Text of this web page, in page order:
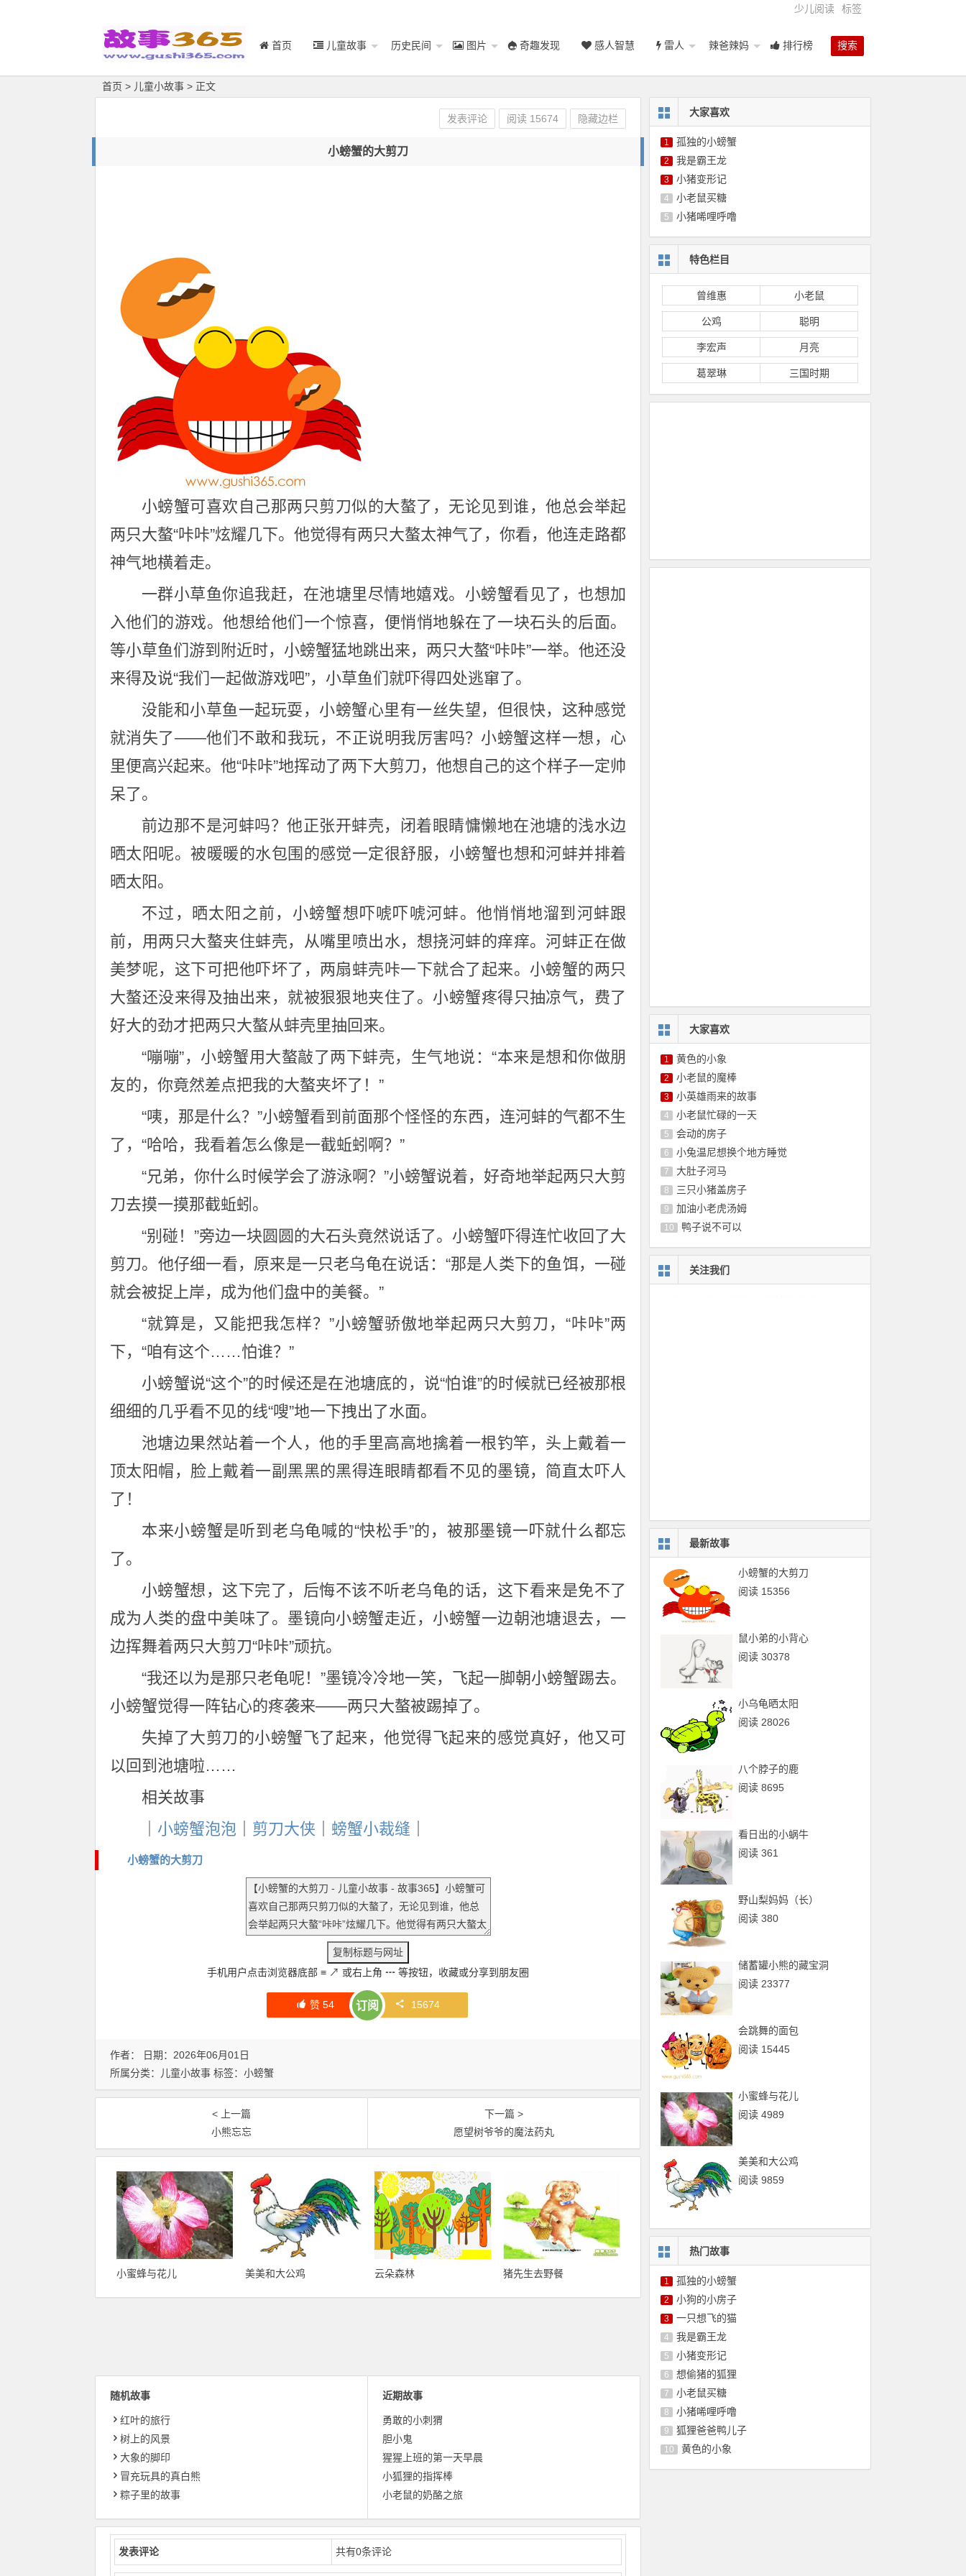
少儿阅读 标签
搜索
首页 儿童故事 历史民间 图片 奇趣发现 感人智慧 雷人 辣爸辣妈 排行榜
首页 > 儿童小故事 > 正文
小螃蟹的大剪刀
小螃蟹可喜欢自己那两只剪刀似的大螯了，无论见到谁，他总会举起
两只大螯“咔咔”炫耀几下。他觉得有两只大螯太神气了，你看，他连走路都
神气地横着走。
一群小草鱼你追我赶，在池塘里尽情地嬉戏。小螃蟹看见了，也想加
入他们的游戏。他想给他们一个惊喜，便悄悄地躲在了一块石头的后面。
等小草鱼们游到附近时，小螃蟹猛地跳出来，两只大螯“咔咔”一举。他还没
来得及说“我们一起做游戏吧”，小草鱼们就吓得四处逃窜了。
没能和小草鱼一起玩耍，小螃蟹心里有一丝失望，但很快，这种感觉
就消失了——他们不敢和我玩，不正说明我厉害吗？小螃蟹这样一想，心
里便高兴起来。他“咔咔”地挥动了两下大剪刀，他想自己的这个样子一定帅
呆了。
前边那不是河蚌吗？他正张开蚌壳，闭着眼睛慵懒地在池塘的浅水边
晒太阳呢。被暖暖的水包围的感觉一定很舒服，小螃蟹也想和河蚌并排着
晒太阳。
不过，晒太阳之前，小螃蟹想吓唬吓唬河蚌。他悄悄地溜到河蚌跟
前，用两只大螯夹住蚌壳，从嘴里喷出水，想挠河蚌的痒痒。河蚌正在做
美梦呢，这下可把他吓坏了，两扇蚌壳咔一下就合了起来。小螃蟹的两只
大螯还没来得及抽出来，就被狠狠地夹住了。小螃蟹疼得只抽凉气，费了
好大的劲才把两只大螯从蚌壳里抽回来。
“嘣嘣”，小螃蟹用大螯敲了两下蚌壳，生气地说：“本来是想和你做朋
友的，你竟然差点把我的大螯夹坏了！”
“咦，那是什么？”小螃蟹看到前面那个怪怪的东西，连河蚌的气都不生
了，“哈哈，我看着怎么像是一截蚯蚓啊？”
“兄弟，你什么时候学会了游泳啊？”小螃蟹说着，好奇地举起两只大剪
刀去摸一摸那截蚯蚓。
“别碰！”旁边一块圆圆的大石头竟然说话了。小螃蟹吓得连忙收回了大
剪刀。他仔细一看，原来是一只老乌龟在说话：“那是人类下的鱼饵，一碰
就会被捉上岸，成为他们盘中的美餐。”
“就算是，又能把我怎样？”小螃蟹骄傲地举起两只大剪刀，“咔咔”两
下，“咱有这个……怕谁？”
小螃蟹说“这个”的时候还是在池塘底的，说“怕谁”的时候就已经被那根
细细的几乎看不见的线“嗖”地一下拽出了水面。
池塘边果然站着一个人，他的手里高高地擒着一根钓竿，头上戴着一
顶太阳帽，脸上戴着一副黑黑的黑得连眼睛都看不见的墨镜，简直太吓人
了！
本来小螃蟹是听到老乌龟喊的“快松手”的，被那墨镜一吓就什么都忘
了。
小螃蟹想，这下完了，后悔不该不听老乌龟的话，这下看来是免不了
成为人类的盘中美味了。墨镜向小螃蟹走近，小螃蟹一边朝池塘退去，一
边挥舞着两只大剪刀“咔咔”顽抗。
“我还以为是那只老龟呢！”墨镜冷冷地一笑，飞起一脚朝小螃蟹踢去。
小螃蟹觉得一阵钻心的疼袭来——两只大螯被踢掉了。
失掉了大剪刀的小螃蟹飞了起来，他觉得飞起来的感觉真好，他又可
以回到池塘啦……
相关故事
小螃蟹泡泡 剪刀大侠 螃蟹小裁缝
小螃蟹的大剪刀
手机用户点击浏览器底部 ≡ ↗ 或右上角 ┅等按钮，收藏或分享到朋友圈
赞 54 订阅 15674
发表评论 阅读 15674 隐藏边栏
作者： 日期：2026年06月01日
所属分类：
儿童小故事 标签： 小螃蟹
< 上一篇
小熊忘忘
下一篇 >
愿望树爷爷的魔法药丸
小蜜蜂与花儿 美美和大公鸡 云朵森林 猪先生去野餐
随机故事
红叶的旅行
树上的风景
大象的脚印
冒充玩具的真白熊
粽子里的故事
近期故事
勇敢的小刺猬
胆小鬼
猩猩上班的第一天早晨
小狐狸的指挥棒
小老鼠的奶酪之旅
发表评论 共有0条评论
大家喜欢
1 孤独的小螃蟹
2 我是霸王龙
3 小猪变形记
4 小老鼠买糖
5 小猪唏哩呼噜
特色栏目
曾维惠 小老鼠
公鸡 聪明
李宏声 月亮
葛翠琳 三国时期
大家喜欢
1 黄色的小象
2 小老鼠的魔棒
3 小英雄雨来的故事
4 小老鼠忙碌的一天
5 会动的房子
6 小兔温尼想换个地方睡觉
7 大肚子河马
8 三只小猪盖房子
9 加油小老虎汤姆
10 鸭子说不可以
关注我们
最新故事
小螃蟹的大剪刀
阅读 15356
鼠小弟的小背心
阅读 30378
小乌龟晒太阳
阅读 28026
八个脖子的鹿
阅读 8695
看日出的小蜗牛
阅读 361
野山梨妈妈（长）
阅读 380
储蓄罐小熊的藏宝洞
阅读 23377
会跳舞的面包
阅读 15445
小蜜蜂与花儿
阅读 4989
美美和大公鸡
阅读 9859
热门故事
1 孤独的小螃蟹
2 小狗的小房子
3 一只想飞的猫
4 我是霸王龙
5 小猪变形记
6 想偷猪的狐狸
7 小老鼠买糖
8 小猪唏哩呼噜
9 狐狸爸爸鸭儿子
10 黄色的小象